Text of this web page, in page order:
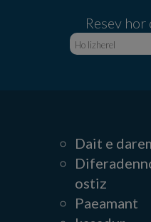
Resev
Dait e
ostiz
Paeamant